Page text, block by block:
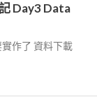
Day3 Data
作了 資料下載